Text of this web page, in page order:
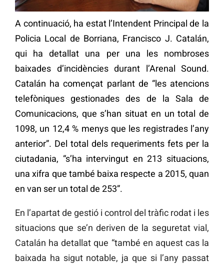
A continuació, ha estat l’Intendent Principal de la
Policia Local de Borriana, Francisco J. Catalán,
qui ha detallat una per una les nombroses
baixades d’incidències durant l’Arenal Sound.
Catalán ha començat parlant de “les atencions
telefòniques gestionades des de la Sala de
Comunicacions, que s’han situat en un total de
1098, un 12,4 % menys que les registrades l’any
anterior”. Del total dels requeriments fets per la
ciutadania, “s’ha intervingut en 213 situacions,
una xifra que també baixa respecte a 2015, quan
en van ser un total de 253”.
En l’apartat de gestió i control del tràfic rodat i les
situacions que se’n deriven de la seguretat vial,
Catalán ha detallat que “també en aquest cas la
baixada ha sigut notable, ja que si l’any passat